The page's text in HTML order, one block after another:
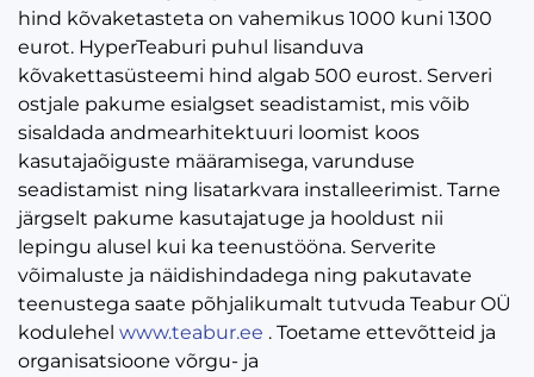
hind kõvaketasteta on vahemikus 1000 kuni 1300
eurot. HyperTeaburi puhul lisanduva
kõvakettasüsteemi hind algab 500 eurost. Serveri
ostjale pakume esialgset seadistamist, mis võib
sisaldada andmearhitektuuri loomist koos
kasutajaõiguste määramisega, varunduse
seadistamist ning lisatarkvara installeerimist. Tarne
järgselt pakume kasutajatuge ja hooldust nii
lepingu alusel kui ka teenustööna. Serverite
võimaluste ja näidishindadega ning pakutavate
teenustega saate põhjalikumalt tutvuda Teabur OÜ
kodulehel www.teabur.ee . Toetame ettevõtteid ja
organisatsioone võrgu- ja